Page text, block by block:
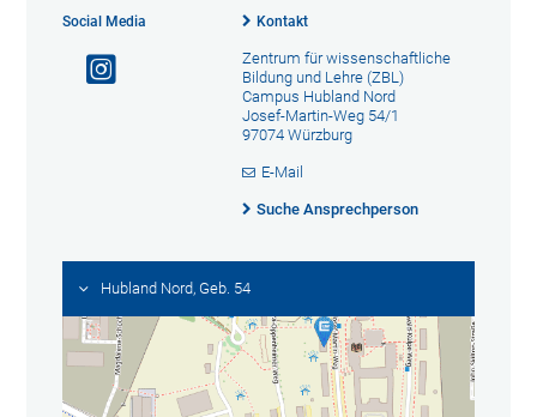
Social Media Kontakt
Zentrum für wissenschaftliche
Bildung und Lehre (ZBL)
Campus Hubland Nord
Josef-Martin-Weg 54/1
97074 Würzburg
E-Mail
Suche Ansprechperson
Hubland Nord, Geb. 54